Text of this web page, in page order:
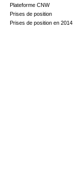
Plateforme CNW
Prises de position
Prises de position en 2014